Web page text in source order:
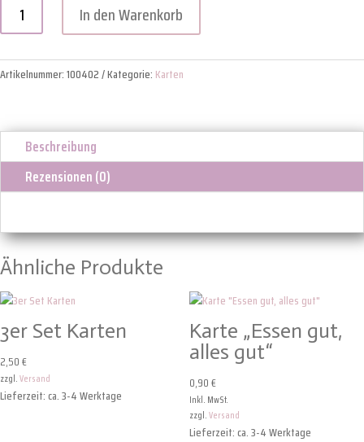
"Aber
bitte
mit
Liebe"
In den Warenkorb
Artikelnummer:100402 Kategorie: Karten
Beschreibung
Rezensionen (0)
Ähnliche Produkte
3er Set Karten
2,50€
zzgl.Versand
Lieferzeit: ca. 3-4 Werktage
Karte „Essen gut,
alles gut“
0,90€
Inkl. MwSt.
zzgl.Versand
Lieferzeit: ca. 3-4 Werktage